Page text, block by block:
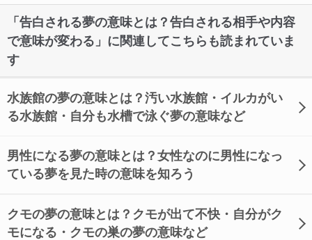
「告白される夢の意味とは？告白される相手や内容
で意味が変わる」に関連してこちらも読まれていま
す
水族館の夢の意味とは？汚い水族館・イルカがい
る水族館・自分も水槽で泳ぐ夢の意味など
男性になる夢の意味とは？女性なのに男性になっ
ている夢を見た時の意味を知ろう
クモの夢の意味とは？クモが出て不快・自分がク
モになる・クモの巣の夢の意味など